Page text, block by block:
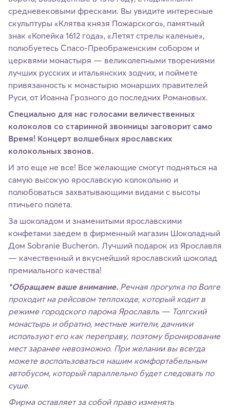
средневековыми фресками. Вы увидите интересные
скульптуры «Клятва князя Пожарского», памятный
знак «Копейка 1612 года», «Летят стрелы каленые»,
полюбуетесь Спасо-Преображенским собором и
церквями монастыря — великолепными творениями
лучших русских и итальянских зодчих, и поймете
привязанность к монастырю монарших правителей
Руси, от Иоанна Грозного до последних Романовых.
Специально для нас голосами величественных
колоколов со старинной звонницы заговорит само
Время! Концерт волшебных ярославских
колокольных звонов.
И это еще не все! Все желающие смогут подняться на
самую высокую ярославскую колокольню и
полюбоваться захватывающими видами с высоты
птичьего полета.
За шоколадом и знаменитыми ярославскими
конфетами заедем в фирменный магазин Шоколадный
Дом Sobranie Bucheron. Лучший подарок из Ярославля
— качественный и вкуснейший ярославский шоколад
премиального качества!
*Обращаем ваше внимание. Речная прогулка по Волге
проходит на рейсовом теплоходе, который ходит в
режиме городского парома Ярославль — Толгский
монастырь и обратно, местные жители, дачники
используют его как переправу, поэтому бронирование
мест заранее невозможно. При желании вы всегда
можете воспользоваться нашим комфортабельным
автобусом, который параллельно будет следовать по
суше.
Фирма оставляет за собой право изменять